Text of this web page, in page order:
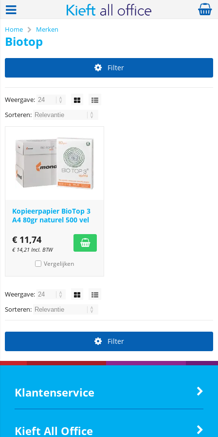
Home Merken
Biotop
Filter
Weergave:
Sorteren:
Kopieerpapier BioTop 3
A4 80gr naturel 500 vel
€ 11,74
€ 14,21 Incl. BTW
Vergelijken
Weergave:
Sorteren:
Filter
Klantenservice
Kieft All Office